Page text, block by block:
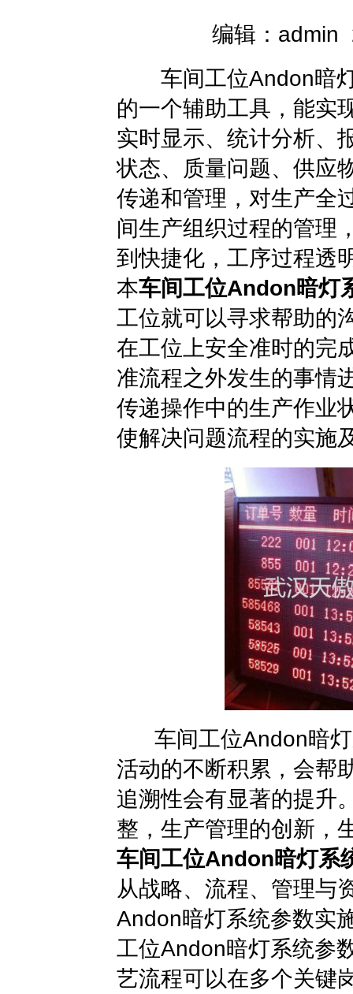
编辑：admin
车间工位Andon暗灯
的一个辅助工具，能实
实时显示、统计分析、
状态、质量问题、供应
传递和管理，对生产全
间生产组织过程的管理
到快捷化，工序过程透
本车间工位Andon暗灯
工位就可以寻求帮助的
在工位上安全准时的完
准流程之外发生的事情
传递操作中的生产作业
使解决问题流程的实施
车间工位Andon暗灯
活动的不断积累，会帮
追溯性会有显著的提升
整，生产管理的创新，
车间工位Andon暗灯系
从战略、流程、管理与
Andon暗灯系统参数实
工位Andon暗灯系统
艺流程可以在多个关键